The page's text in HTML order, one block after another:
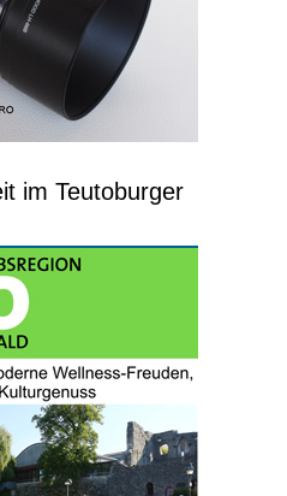
im Teutoburger